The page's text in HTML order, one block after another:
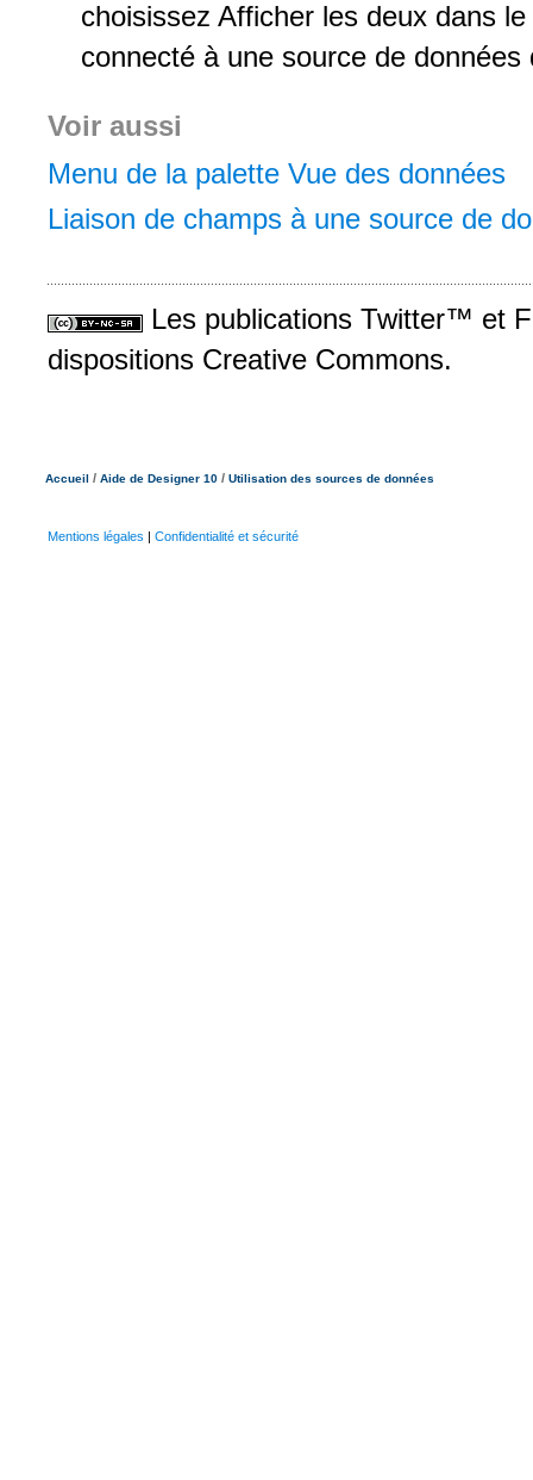
choisissez Afficher les deux dans
connecté à une source de
Voir aussi
Menu de la palette Vue des données
Liaison de champs à une source de
Les publications Twitter™ et
dispositions Creative Commons.
Accueil / Aide de Designer 10 / Utilisation des sources de données
Mentions légales | Confidentialité et sécurité